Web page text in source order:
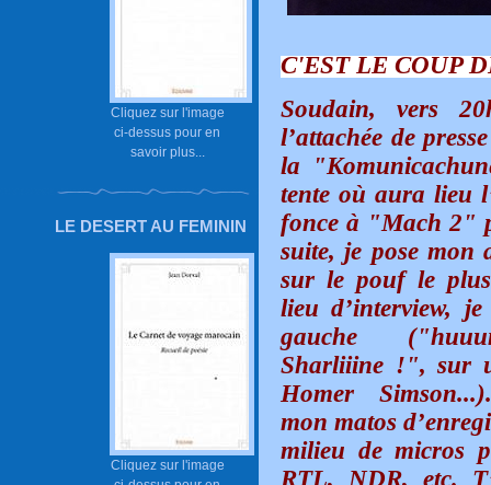
Cliquez sur l'image
ci-dessus pour en
savoir plus...
LE DESERT AU FEMININ
Cliquez sur l'image
C'EST LE COUP
Soudain, vers
l’attachée de
la
tente où aura lieu
fonce à "Mach 2"
suite, je pose mon
sur le pouf le
lieu d’interview,
gauche
Sharliiine !", sur
Homer
mon matos
milieu de micros
RTL, NDR, etc.